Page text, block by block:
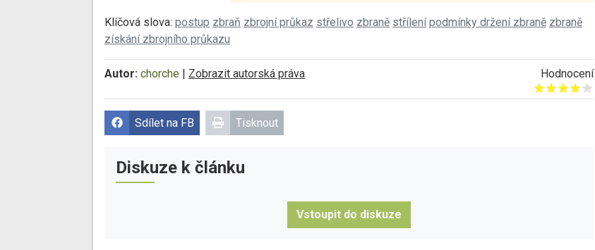
Klíčová slova: postup zbraň zbrojní průkaz střelivo zbraně střílení podmínky držení zbraně zbraně
získání zbrojního průkazu
Autor: chorche Zobrazit autorská práva
Hodnocení
Give it 1/5
Give it 2/5
Give it 3/5
Give it 4/5
Give it 5/5
Sdílet na FB Tisknout
Diskuze k článku
Vstoupit do diskuze